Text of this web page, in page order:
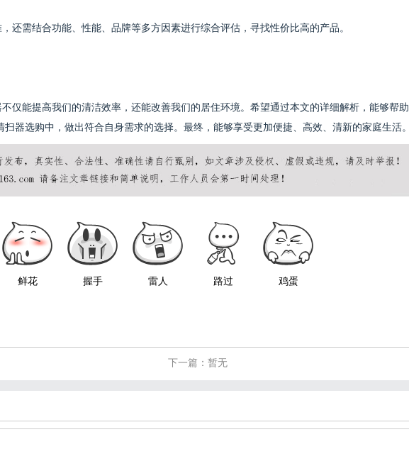
还需结合功能、性能、品牌等多方因素进行综合评估，寻找性价比高的产品。
仅能提高我们的清洁效率，还能改善我们的居住环境。希望通过本文的详细解析，能够帮助
扫器选购中，做出符合自身需求的选择。最终，能够享受更加便捷、高效、清新的家庭生活
鲜花 握手 雷人 路过 鸡蛋
下一篇：暂无